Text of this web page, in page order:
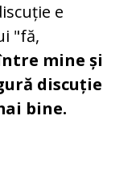
e
"fă,
mine și
discuție
bine.